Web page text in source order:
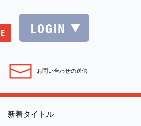
お問い合わせの送信
新着タイトル